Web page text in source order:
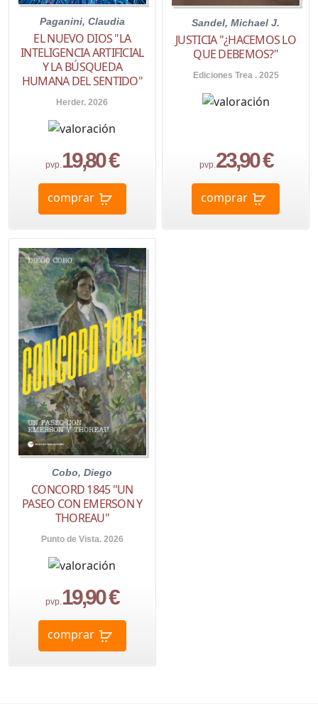
Paganini, Claudia
EL NUEVO DIOS "LA
INTELIGENCIA ARTIFICIAL
Y LA BÚSQUEDA
HUMANA DEL SENTIDO"
Herder. 2026
pvp. 19,80 €
comprar
Sandel, Michael J.
JUSTICIA "¿HACEMOS LO
QUE DEBEMOS?"
Ediciones Trea . 2025
pvp. 23,90 €
comprar
Cobo, Diego
CONCORD 1845 "UN
PASEO CON EMERSON Y
THOREAU"
Punto de Vista. 2026
pvp.19,90 €
comprar